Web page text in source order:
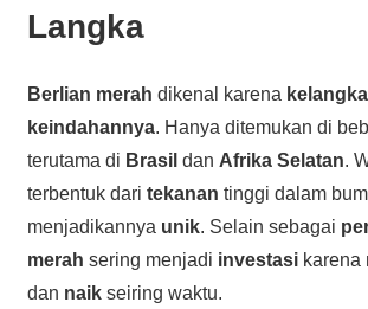
Langka
Berlian merah dikenal karena
keindahannya. Hanya ditemukan di
terutama di Brasil dan Afrika Selatan.
terbentuk dari tekanan tinggi dalam
menjadikannya unik. Selain sebagai
merah sering menjadi investasikarena
dan naikseiring waktu.